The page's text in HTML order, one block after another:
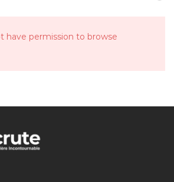
have permission to browse